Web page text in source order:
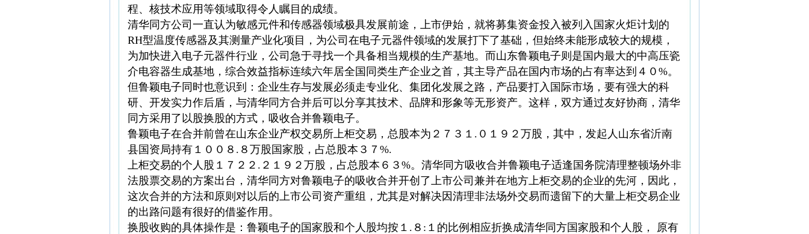
程、核技术应用等领域取得令人瞩目的成绩。
清华同方公司一直认为敏感元件和传感器领域极具发展前途，上市伊始，就将募集资金投入被列入国家火炬计划的
RH型温度传感器及其测量产业化项目，为公司在电子元器件领域的发展打下了基础，但始终未能形成较大的规模，
为加快进入电子元器件行业，公司急于寻找一个具备相当规模的生产基地。而山东鲁颖电子则是国内最大的中高压瓷
介电容器生成基地，综合效益指标连续六年居全国同类生产企业之首，其主导产品在国内市场的占有率达到４０%。
但鲁颖电子同时也意识到：企业生存与发展必须走专业化、集团化发展之路，产品要打入国际市场，要有强大的科
研、开发实力作后盾，与清华同方合并后可以分享其技术、品牌和形象等无形资产。这样，双方通过友好协商，清华
同方采用了以股换股的方式，吸收合并鲁颖电子。
鲁颖电子在合并前曾在山东企业产权交易所上柜交易，总股本为２７３１.０１９２万股，其中，发起人山东省沂南
县国资局持有１００８.８万股国家股，占总股本３７%.
上柜交易的个人股１７２２.２１９２万股，占总股本６３%。清华同方吸收合并鲁颖电子适逢国务院清理整顿场外非
法股票交易的方案出台，清华同方对鲁颖电子的吸收合并开创了上市公司兼并在地方上柜交易的企业的先河，因此，
这次合并的方法和原则对以后的上市公司资产重组，尤其是对解决因清理非法场外交易而遗留下的大量上柜交易企业
的出路问题有很好的借鉴作用。
换股收购的具体操作是：鲁颖电子的国家股和个人股均按１.８:１的比例相应折换成清华同方国家股和个人股， 原有